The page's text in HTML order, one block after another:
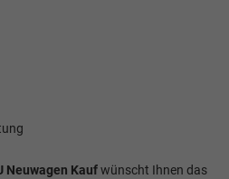
Neuwagen Kaufwünscht Ihnen das